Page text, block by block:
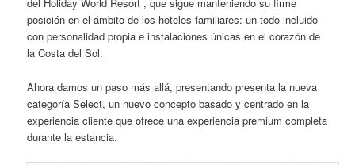
del Holiday World Resort , que sigue manteniendo su firme
posición en el ámbito de los hoteles familiares: un todo incluido
con personalidad propia e instalaciones únicas en el corazón de
la Costa del Sol.
Ahora damos un paso más allá, presentando presenta la nueva
categoría Select, un nuevo concepto basado y centrado en la
experiencia cliente que ofrece una experiencia premium completa
durante la estancia.